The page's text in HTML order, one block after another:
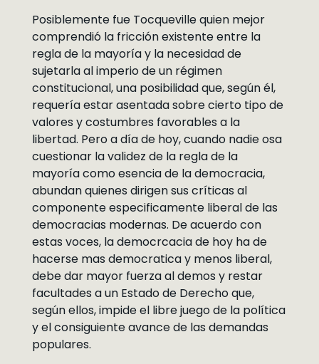
Posiblemente fue Tocqueville quien mejor
comprendió la fricción existente entre la
regla de la mayoría y la necesidad de
sujetarla al imperio de un régimen
constitucional, una posibilidad que, según él,
requería estar asentada sobre cierto tipo de
valores y costumbres favorables a la
libertad. Pero a día de hoy, cuando nadie osa
cuestionar la validez de la regla de la
mayoría como esencia de la democracia,
abundan quienes dirigen sus críticas al
componente especificamente liberal de las
democracias modernas. De acuerdo con
estas voces, la democrcacia de hoy ha de
hacerse mas democratica y menos liberal,
debe dar mayor fuerza al demos y restar
facultades a un Estado de Derecho que,
según ellos, impide el libre juego de la política
y el consiguiente avance de las demandas
populares.